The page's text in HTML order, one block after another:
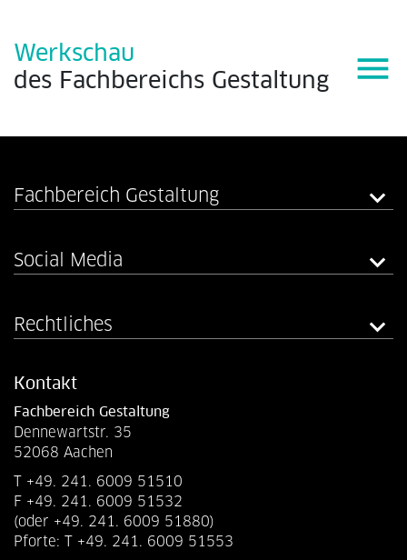
Werkschau
des Fachbereichs Gestaltung menu
Fachbereich Gestaltung
Social Media
Rechtliches
Kontakt
Fachbereich Gestaltung
Dennewartstr. 35
52068 Aachen
T +49. 241. 6009 51510
F +49. 241. 6009 51532
(oder +49. 241. 6009 51880)
Pforte: T +49. 241. 6009 51553